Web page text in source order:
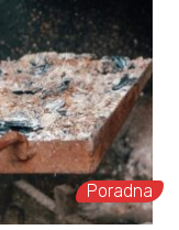
Poradna